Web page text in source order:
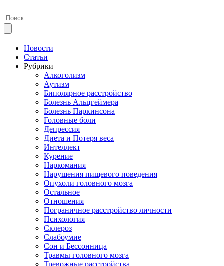
Новости
Статьи
Рубрики
Алкоголизм
Аутизм
Биполярное расстройство
Болезнь Альцгеймера
Болезнь Паркинсона
Головные боли
Депрессия
Диета и Потеря веса
Интеллект
Курение
Наркомания
Нарушения пищевого поведения
Опухоли головного мозга
Остальное
Отношения
Пограничное расстройство личности
Психология
Склероз
Слабоумие
Сон и Бессонница
Травмы головного мозга
Тревожные расстройства